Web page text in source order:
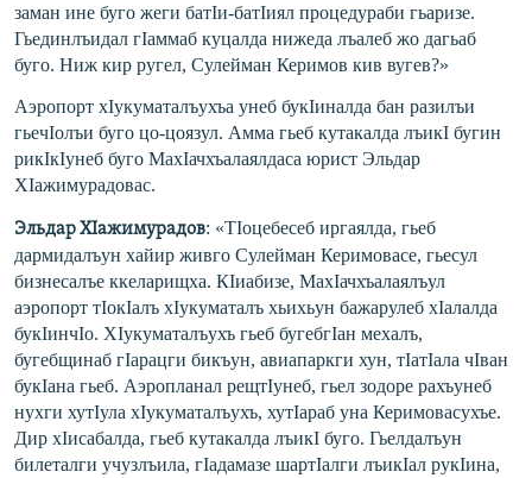
заман ине буго жеги батIи-батIиял процедураби гьаризе.
Гьединлъидал гIаммаб куцалда нижеда лъалеб жо дагьаб
буго. Ниж кир ругел, Сулейман Керимов кив вугев?»
Аэропорт хIукуматалъухъа унеб букIиналда бан разилъи
гьечIолъи буго цо-цоязул. Амма гьеб кутакалда лъикI бугин
рикIкIунеб буго МахIачхъалаялдаса юрист Эльдар
ХIажимурадовас.
Эльдар ХIажимурадов: «ТIоцебесеб иргаялда, гьеб
дармидалъун хайир живго Сулейман Керимовасе, гьесул
бизнесалъе ккеларищха. КIиабизе, МахIачхъалаялъул
аэропорт тIокIалъ хIукуматалъ хьихьун бажарулеб хIалалда
букIинчIо. ХIукуматалъухъ гьеб бугебгIан мехалъ,
бугебщинаб гIарацги бикъун, авиапаркги хун, тIатIала чIван
букIана гьеб. Аэропланал рещтIунеб, гьел зодоре рахъунеб
нухги хутIула хIукуматалъухъ, хутIараб уна Керимовасухъе.
Дир хIисабалда, гьеб кутакалда лъикI буго. Гьелдалъун
билеталги учузлъила, гIадамазе шартIалги лъикIал рукIина,